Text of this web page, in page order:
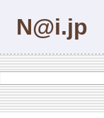
N@i.jp